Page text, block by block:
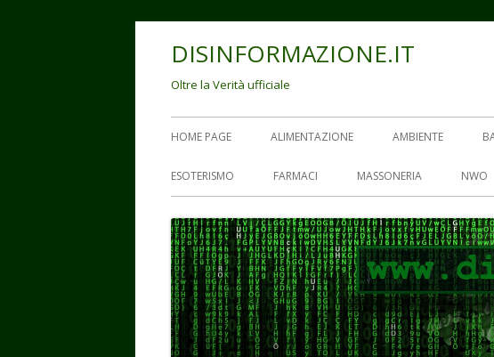
DISINFORMAZIONE.IT
Oltre la Verità ufficiale
Menu
principale
HOME PAGE ALIMENTAZIONE AMBIENTE
ESOTERISMO FARMACI MASSONERIA NWO